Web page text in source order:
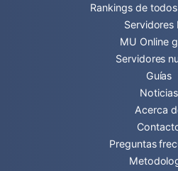
Rankings de
Servidores
MU Online
Servidores
Guías
Noticias
Acerca
Preguntas